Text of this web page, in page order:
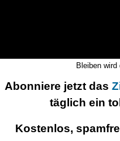
Bleiben wird
Abonniere jetzt das
täglich ein
Kostenlos,